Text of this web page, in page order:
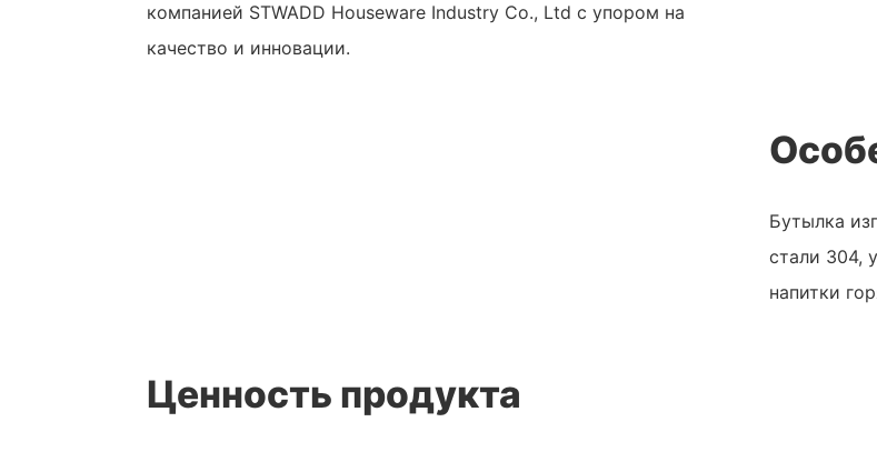
компанией STWADD Houseware Industry Co., Ltd с упором на
качество и инновации.
Бутылка
стали 304,
напитки
Ценность продукта